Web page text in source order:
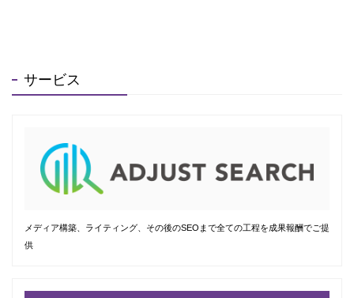
サービス
メディア構築、ライティング、その後のSEOまで全ての工程を成果報酬でご提
供